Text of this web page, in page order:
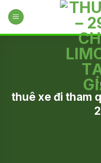
thuê xe đi tham